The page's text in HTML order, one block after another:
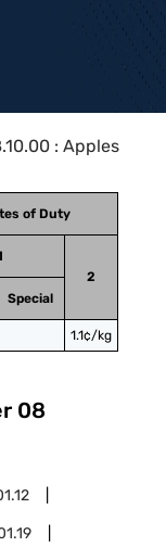
: Apples
of Duty
2
Special
1.1¢/kg
08